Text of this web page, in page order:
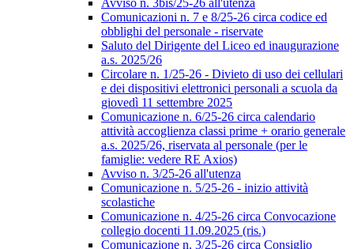
Avviso n. 3bis/25-26 all'utenza
Comunicazioni n. 7 e 8/25-26 circa codice ed
obblighi del personale - riservate
Saluto del Dirigente del Liceo ed inaugurazione
a.s. 2025/26
Circolare n. 1/25-26 - Divieto di uso dei cellulari
e dei dispositivi elettronici personali a scuola da
giovedì 11 settembre 2025
Comunicazione n. 6/25-26 circa calendario
attività accoglienza classi prime + orario generale
a.s. 2025/26, riservata al personale (per le
famiglie: vedere RE Axios)
Avviso n. 3/25-26 all'utenza
Comunicazione n. 5/25-26 - inizio attività
scolastiche
Comunicazione n. 4/25-26 circa Convocazione
collegio docenti 11.09.2025 (ris.)
Comunicazione n. 3/25-26 circa Consiglio